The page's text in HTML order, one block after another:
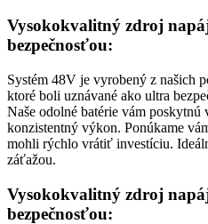
Vysokokvalitný zdroj
bezpečnosťou:
Systém 48V je vyrobený z našich
ktoré boli uznávané ako ultra
Naše odolné batérie vám poskytnú
konzistentný výkon. Ponúkame
mohli rýchlo vrátiť investíciu.
záťažou.
Vysokokvalitný zdroj
bezpečnosťou: